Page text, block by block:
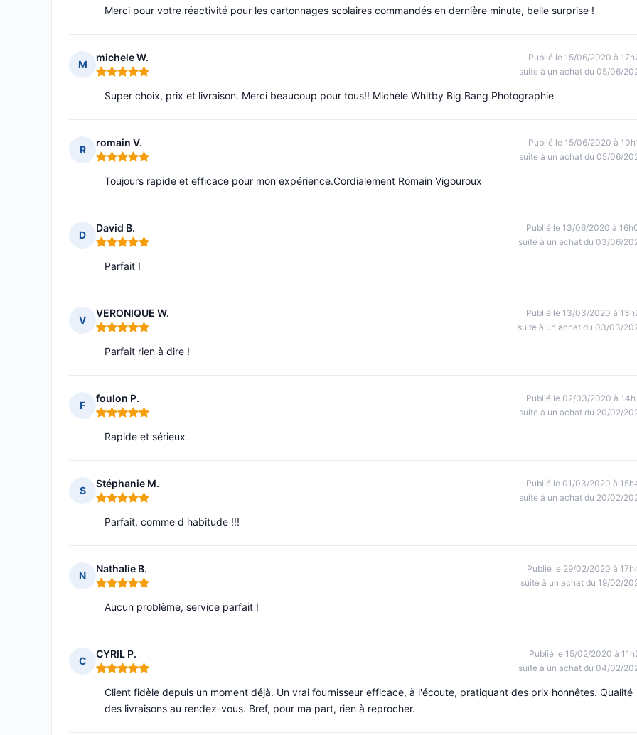
Merci pour votre réactivité pour les cartonnages scolaires commandés en dernière minute, belle surprise !
M
michele W.
Note : 5 sur 5
Publié le 15/06/2020 à
suite à un achat du 05/06/
Super choix, prix et livraison. Merci beaucoup pour tous!! Michèle Whitby Big Bang Photographie
R
romain V.
Note : 5 sur 5
Publié le 15/06/2020 à
suite à un achat du 05/06/
Toujours rapide et efficace pour mon expérience.Cordialement Romain Vigouroux
D
David B.
Note : 5 sur 5
Publié le 13/06/2020 à
suite à un achat du 03/06/
Parfait !
V
VERONIQUE W.
Note : 5 sur 5
Publié le 13/03/2020 à
suite à un achat du 03/03/
Parfait rien à dire !
F
foulon P.
Note : 5 sur 5
Publié le 02/03/2020 à
suite à un achat du 20/02/
Rapide et sérieux
S
Stéphanie M.
Note : 5 sur 5
Publié le 01/03/2020 à
suite à un achat du 20/02/
Parfait, comme d habitude !!!
N
Nathalie B.
Note : 5 sur 5
Publié le 29/02/2020 à
suite à un achat du 19/02/
Aucun problème, service parfait !
C
CYRIL P.
Note : 5 sur 5
Publié le 15/02/2020 à
suite à un achat du 04/02/
Client fidèle depuis un moment déjà. Un vrai fournisseur efficace, à l'écoute, pratiquant des prix honnêtes. Qualité
des livraisons au rendez-vous. Bref, pour ma part, rien à reprocher.